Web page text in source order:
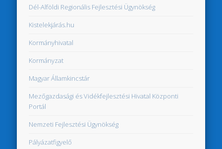
Dél-Alföldi Regionális Fejlesztési Ügynökség
Kistelekjárás.hu
Kormányhivatal
Kormányzat
Magyar Államkincstár
Mezőgazdasági és Vidékfejlesztési Hivatal Központi
Portál
Nemzeti Fejlesztési Ügynökség
Pályázatfigyelő